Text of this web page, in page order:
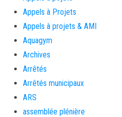
Appels à Projets
Appels à projets & AMI
Aquagym
Archives
Arrêtés
Arrêtés municipaux
ARS
assemblée plénière